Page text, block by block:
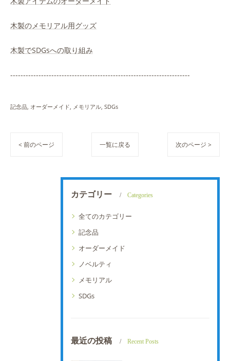
木製のメモリアル用グッズ
木製でSDGsへの取り組み
----------------------------------------------------------------------
記念品 オーダーメイド メモリアル SDGs
< 前のページ 一覧に戻る 次のページ >
カテゴリー Categories
全てのカテゴリー
記念品
オーダーメイド
ノベルティ
メモリアル
SDGs
最近の投稿 Recent Posts